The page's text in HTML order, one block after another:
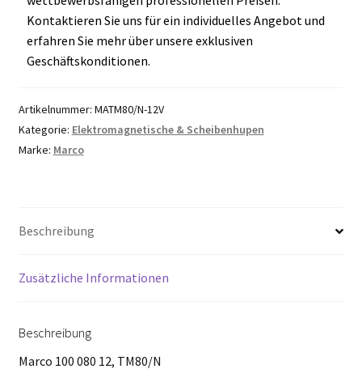
Kontaktieren Sie uns für ein individuelles Angebot und
erfahren Sie mehr über unsere exklusiven
Geschäftskonditionen.
Artikelnummer: MATM80/N-12V
Kategorie: Elektromagnetische & Scheibenhupen
Marke: Marco
Beschreibung
Zusätzliche Informationen
Beschreibung
Marco 100 080 12, TM80/N